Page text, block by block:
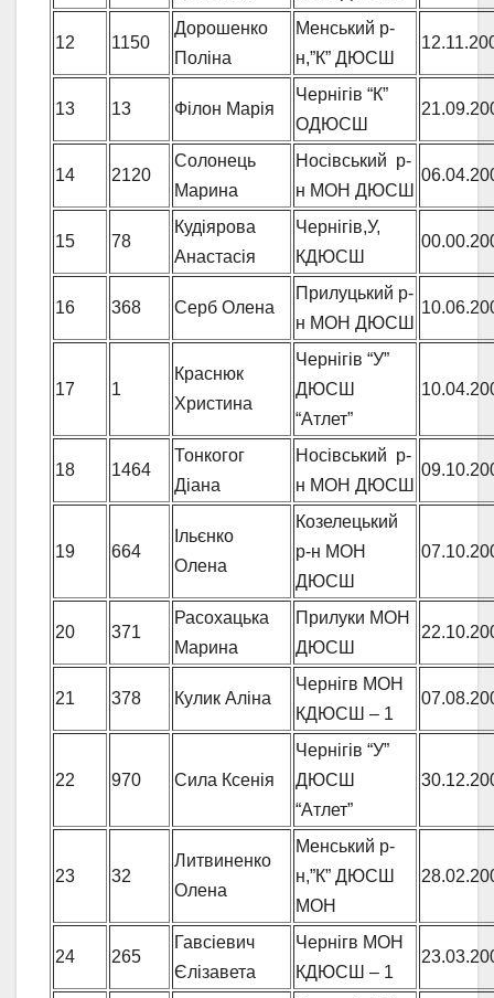
12 1150
Дорошенко
Поліна
Менський р-
н,”К” ДЮСШ
13 13 Філон Марія
Чернігів “К”
ОДЮСШ
14 2120
Солонець
Марина
Носівський р-
н МОН ДЮСШ
15 78
Кудіярова
Анастасія
Чернігів,У,
КДЮСШ
16 368 Серб Олена
Прилуцький р-
н МОН ДЮСШ
17 1
Краснюк
Христина
Чернігів “У”
ДЮСШ
“Атлет”
18 1464
Тонкогог
Діана
Носівський р-
н МОН ДЮСШ
19 664
Ільєнко
Олена
Козелецький
р-н МОН
ДЮСШ
20 371
Расохацька
Марина
Прилуки МОН
ДЮСШ
21 378 Кулик Аліна
Чернігв МОН
КДЮСШ – 1
22 970 Сила Ксенія
Чернігів “У”
ДЮСШ
“Атлет”
23 32
Литвиненко
Олена
Менський р-
н,”К” ДЮСШ
МОН
24 265
Гавсіевич
Єлізавета
Чернігв МОН
КДЮСШ – 1